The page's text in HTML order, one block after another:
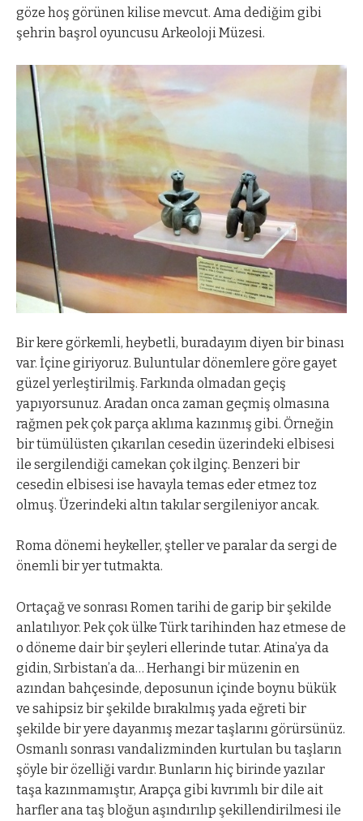
göze hoş görünen kilise mevcut. Ama dediğim gibi
şehrin başrol oyuncusu Arkeoloji Müzesi.
Bir kere görkemli, heybetli, buradayım diyen bir binası
var. İçine giriyoruz. Buluntular dönemlere göre gayet
güzel yerleştirilmiş. Farkında olmadan geçiş
yapıyorsunuz. Aradan onca zaman geçmiş olmasına
rağmen pek çok parça aklıma kazınmış gibi. Örneğin
bir tümülüsten çıkarılan cesedin üzerindeki elbisesi
ile sergilendiği camekan çok ilginç. Benzeri bir
cesedin elbisesi ise havayla temas eder etmez toz
olmuş. Üzerindeki altın takılar sergileniyor ancak.
Roma dönemi heykeller, şteller ve paralar da sergi de
önemli bir yer tutmakta.
Ortaçağ ve sonrası Romen tarihi de garip bir şekilde
anlatılıyor. Pek çok ülke Türk tarihinden haz etmese de
o döneme dair bir şeyleri ellerinde tutar. Atina’ya da
gidin, Sırbistan’a da… Herhangi bir müzenin en
azından bahçesinde, deposunun içinde boynu bükük
ve sahipsiz bir şekilde bırakılmış yada eğreti bir
şekilde bir yere dayanmış mezar taşlarını görürsünüz.
Osmanlı sonrası vandalizminden kurtulan bu taşların
şöyle bir özelliği vardır. Bunların hiç birinde yazılar
taşa kazınmamıştır, Arapça gibi kıvrımlı bir dile ait
harfler ana taş bloğun aşındırılıp şekillendirilmesi ile